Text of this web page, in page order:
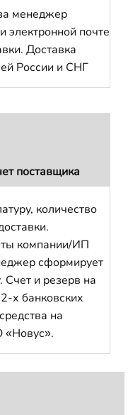
менеджер
электронной почте
Доставка
России и СНГ
поставщика
количество
компании/ИП
сформирует
Счет и резерв на
х банковских
на
«Новус».